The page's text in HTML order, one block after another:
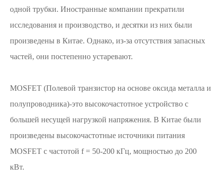
одной трубки. Иностранные компании прекратили
исследования и производство, и десятки из них были
произведены в Китае. Однако, из-за отсутствия запасных
частей, они постепенно устаревают.
MOSFET (Полевой транзистор на основе оксида металла и
полупроводника)-это высокочастотное устройство с
большей несущей нагрузкой напряжения. В Китае были
произведены высокочастотные источники питания
MOSFET с частотой f = 50-200 кГц, мощностью до 200
кВт.